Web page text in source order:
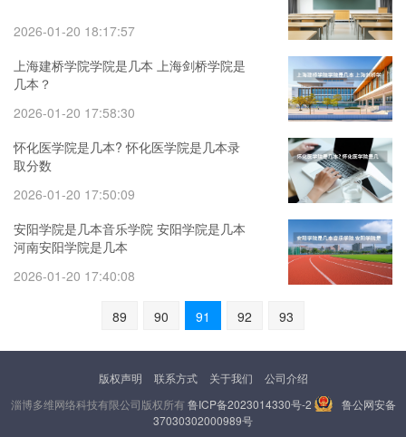
2026-01-20 18:17:57
上海建桥学院学院是几本 上海剑桥学院是
几本？
2026-01-20 17:58:30
怀化医学院是几本? 怀化医学院是几本录
取分数
2026-01-20 17:50:09
安阳学院是几本音乐学院 安阳学院是几本
河南安阳学院是几本
2026-01-20 17:40:08
89 90 91 92 93
版权声明 联系方式 关于我们
公司介绍
淄博多维网络科技有限公司版权所有鲁ICP备2023014330号-2
鲁公网安备
37030302000989号